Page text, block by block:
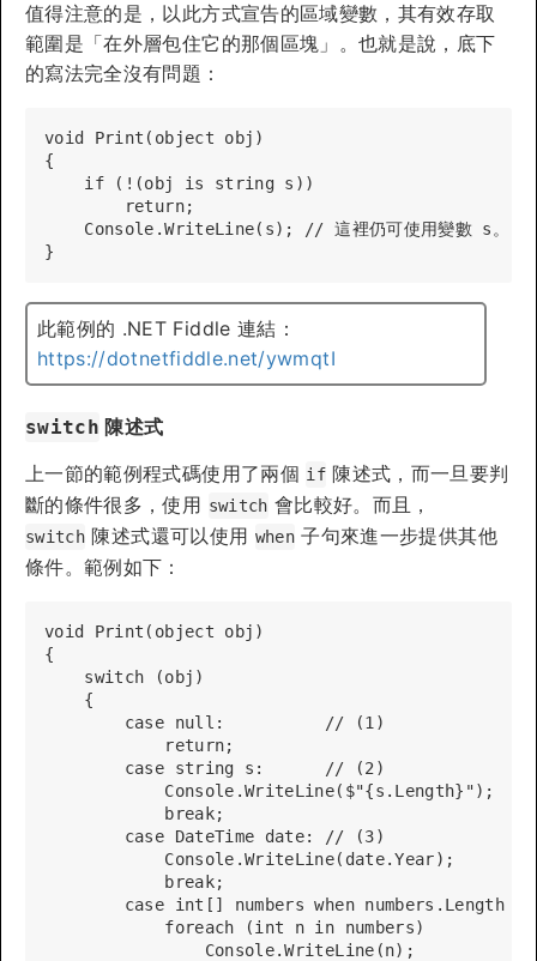
值得注意的是，以此方式宣告的區域變數，其有效存取
範圍是「在外層包住它的那個區塊」。也就是說，底下
的寫法完全沒有問題：
void Print(object obj)
{
    if (!(obj is string s))
        return;
    Console.WriteLine(s); // 這裡仍可使用變數 s。
此範例的 .NET Fiddle 連結：
https://dotnetfiddle.net/ywmqtI
switch 陳述式
上一節的範例程式碼使用了兩個 if陳述式，而一旦要判
斷的條件很多，使用 switch 會比較好。而且，
switch 陳述式還可以使用 when 子句來進一步提供其他
條件。範例如下：
void Print(object obj)
{
    switch (obj)
    {
        case null:          // (1)
            return;
        case string s:      // (2)
            Console.WriteLine($"{s.Length}");
            break;
        case DateTime date: // (3)
            Console.WriteLine(date.Year);
            break;
case int[] numbers when numbers.Length >
            foreach (int n in numbers)
                Console.WriteLine(n);